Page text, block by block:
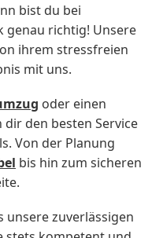
bist du bei
genau richtig! Unsere
ihrem stressfreien
mit uns.
oder einen
den besten Service
Von der Planung
bis hin zum sicheren
unsere zuverlässigen